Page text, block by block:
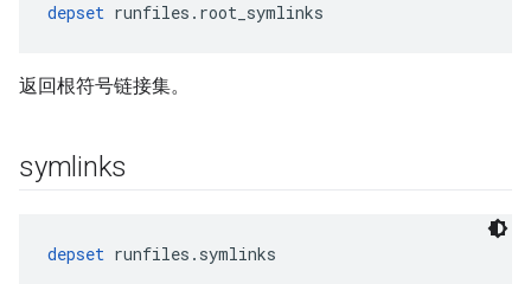
depset runfiles.root_symlinks
返回根符号链接集。
symlinks
depset runfiles.symlinks